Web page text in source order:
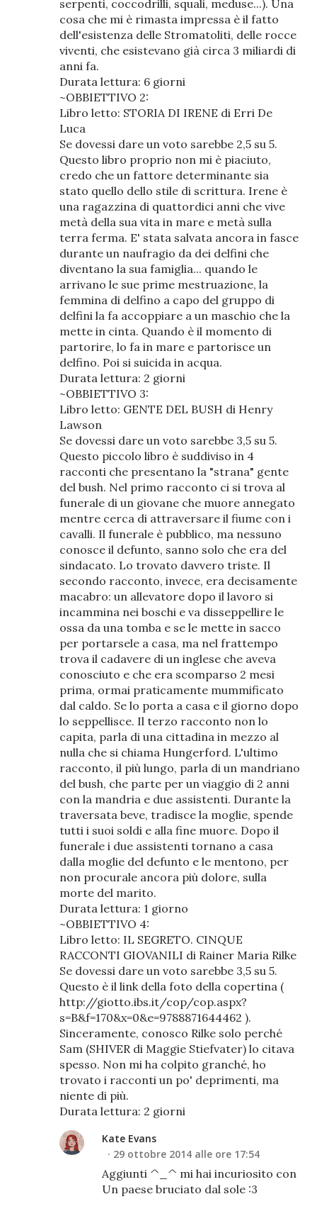
serpenti, coccodrilli, squali, meduse...). Una
cosa che mi è rimasta impressa è il fatto
dell'esistenza delle Stromatoliti, delle rocce
viventi, che esistevano già circa 3 miliardi di
anni fa.
Durata lettura: 6 giorni
~OBBIETTIVO 2:
Libro letto: STORIA DI IRENE di Erri De
Luca
Se dovessi dare un voto sarebbe 2,5 su 5.
Questo libro proprio non mi è piaciuto,
credo che un fattore determinante sia
stato quello dello stile di scrittura. Irene è
una ragazzina di quattordici anni che vive
metà della sua vita in mare e metà sulla
terra ferma. E' stata salvata ancora in fasce
durante un naufragio da dei delfini che
diventano la sua famiglia... quando le
arrivano le sue prime mestruazione, la
femmina di delfino a capo del gruppo di
delfini la fa accoppiare a un maschio che la
mette in cinta. Quando è il momento di
partorire, lo fa in mare e partorisce un
delfino. Poi si suicida in acqua.
Durata lettura: 2 giorni
~OBBIETTIVO 3:
Libro letto: GENTE DEL BUSH di Henry
Lawson
Se dovessi dare un voto sarebbe 3,5 su 5.
Questo piccolo libro è suddiviso in 4
racconti che presentano la "strana" gente
del bush. Nel primo racconto ci si trova al
funerale di un giovane che muore annegato
mentre cerca di attraversare il fiume con i
cavalli. Il funerale è pubblico, ma nessuno
conosce il defunto, sanno solo che era del
sindacato. Lo trovato davvero triste. Il
secondo racconto, invece, era decisamente
macabro: un allevatore dopo il lavoro si
incammina nei boschi e va disseppellire le
ossa da una tomba e se le mette in sacco
per portarsele a casa, ma nel frattempo
trova il cadavere di un inglese che aveva
conosciuto e che era scomparso 2 mesi
prima, ormai praticamente mummificato
dal caldo. Se lo porta a casa e il giorno dopo
lo seppellisce. Il terzo racconto non lo
capita, parla di una cittadina in mezzo al
nulla che si chiama Hungerford. L'ultimo
racconto, il più lungo, parla di un mandriano
del bush, che parte per un viaggio di 2 anni
con la mandria e due assistenti. Durante la
traversata beve, tradisce la moglie, spende
tutti i suoi soldi e alla fine muore. Dopo il
funerale i due assistenti tornano a casa
dalla moglie del defunto e le mentono, per
non procurale ancora più dolore, sulla
morte del marito.
Durata lettura: 1 giorno
~OBBIETTIVO 4:
Libro letto: IL SEGRETO. CINQUE
RACCONTI GIOVANILI di Rainer Maria Rilke
Se dovessi dare un voto sarebbe 3,5 su 5.
Questo è il link della foto della copertina (
http://giotto.ibs.it/cop/cop.aspx?
s=B&f=170&x=0&e=9788871644462 ).
Sinceramente, conosco Rilke solo perché
Sam (SHIVER di Maggie Stiefvater) lo citava
spesso. Non mi ha colpito granché, ho
trovato i racconti un po' deprimenti, ma
niente di più.
Durata lettura: 2 giorni
Kate Evans
29 ottobre 2014 alle ore 17:54
Aggiunti ^_^ mi hai incuriosito con
Un paese bruciato dal sole :3